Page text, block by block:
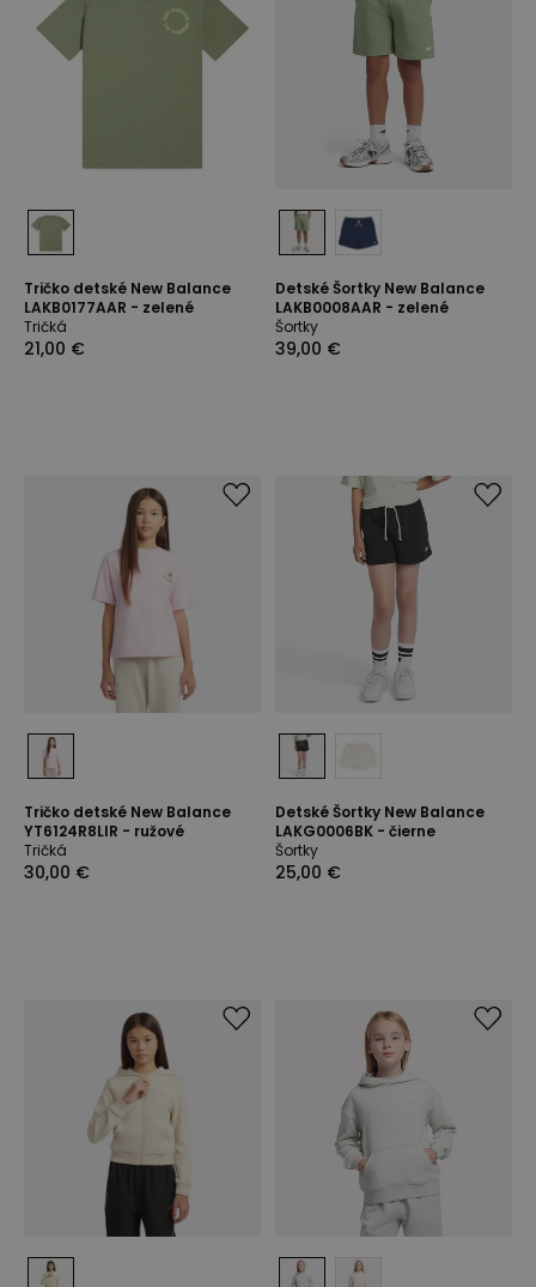
Tričko detské New Balance
LAKB0177AAR - zelené
Tričká
21,00 €
Detské Šortky New Balance
LAKB0008AAR - zelené
Šortky
39,00 €
Tričko detské New Balance
YT6124R8LIR - ružové
Tričká
30,00 €
Detské Šortky New Balance
LAKG0006BK - čierne
Šortky
25,00 €